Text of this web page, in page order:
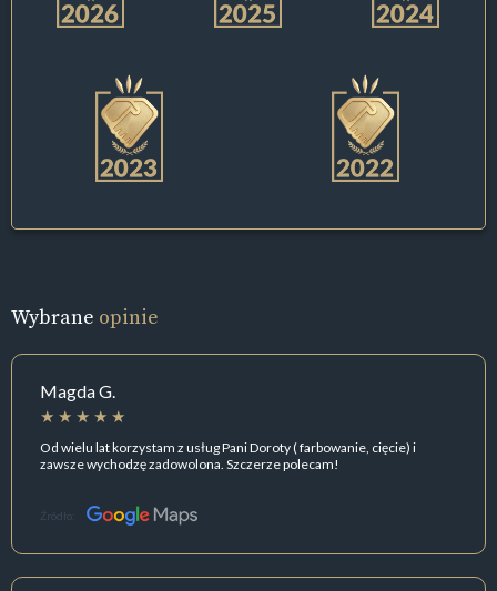
Wybrane opinie
Magda G.
Od wielu lat korzystam z usług Pani Doroty ( farbowanie, cięcie) i
zawsze wychodzę zadowolona. Szczerze polecam!
Źródło: